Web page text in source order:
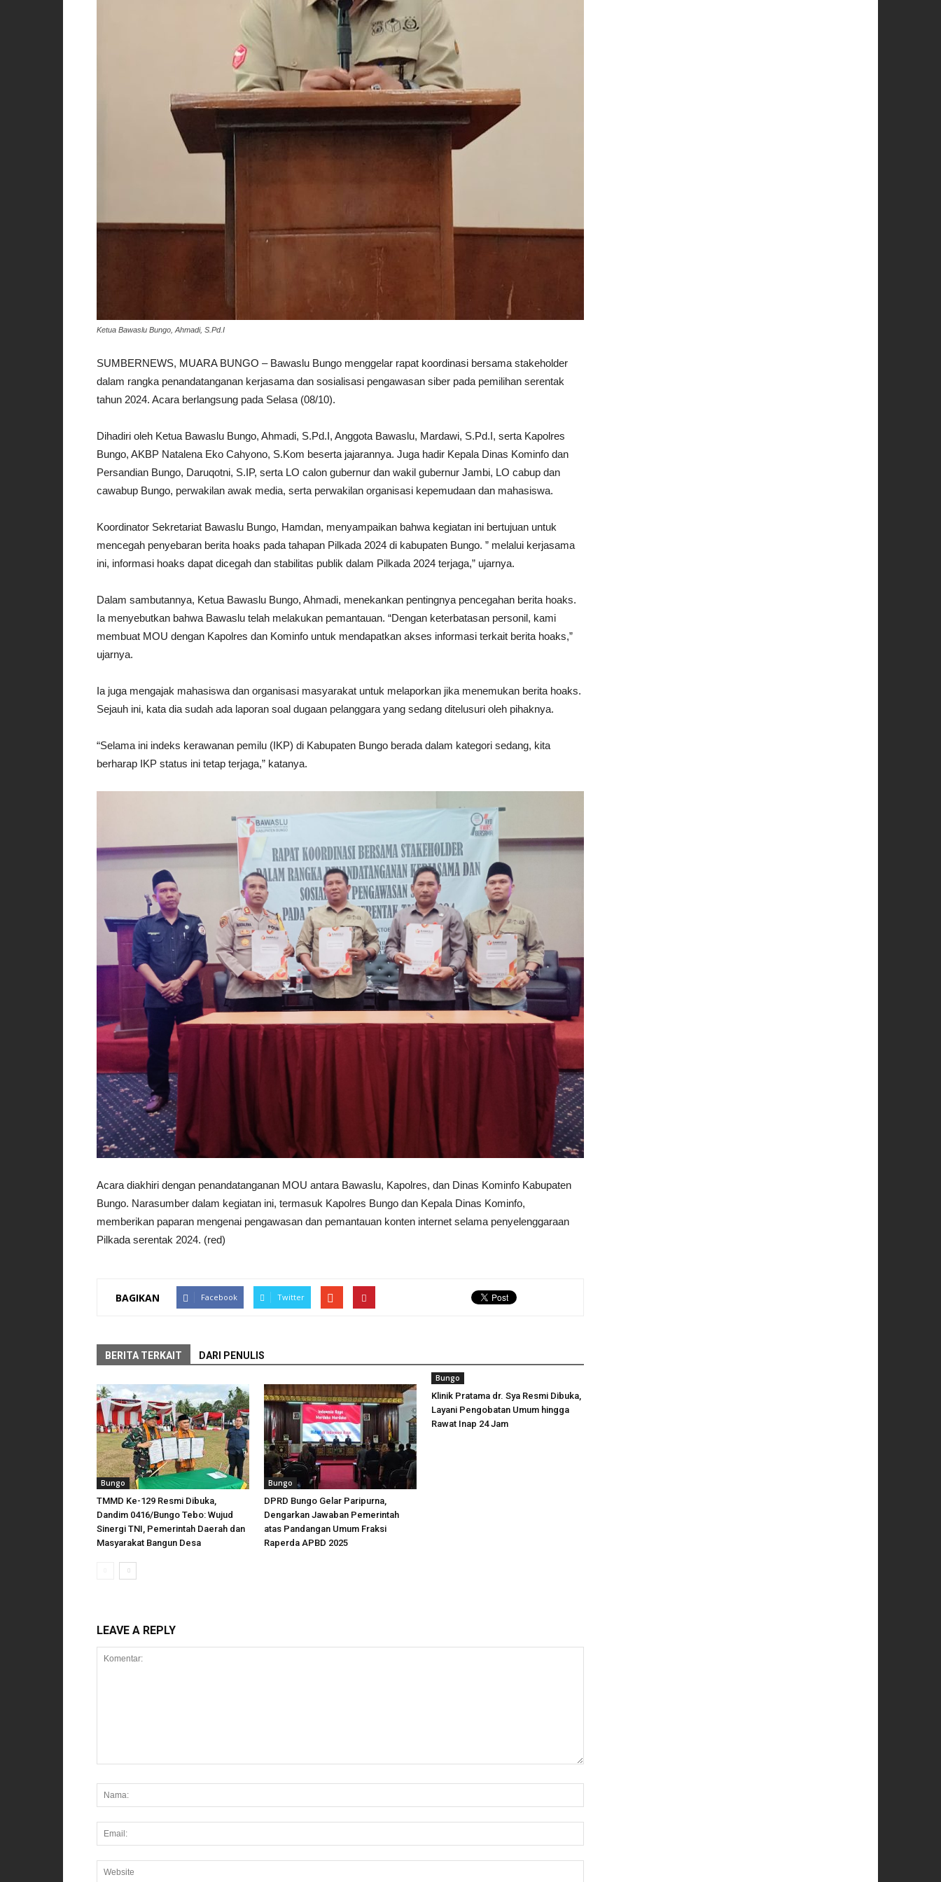
Ketua Bawaslu Bungo, Ahmadi, S.Pd.I
SUMBERNEWS, MUARA BUNGO – Bawaslu Bungo menggelar rapat koordinasi bersama stakeholder
dalam rangka penandatanganan kerjasama dan sosialisasi pengawasan siber pada pemilihan serentak
tahun 2024. Acara berlangsung pada Selasa (08/10).
Dihadiri oleh Ketua Bawaslu Bungo, Ahmadi, S.Pd.I, Anggota Bawaslu, Mardawi, S.Pd.I, serta Kapolres
Bungo, AKBP Natalena Eko Cahyono, S.Kom beserta jajarannya. Juga hadir Kepala Dinas Kominfo dan
Persandian Bungo, Daruqotni, S.IP, serta LO calon gubernur dan wakil gubernur Jambi, LO cabup dan
cawabup Bungo, perwakilan awak media, serta perwakilan organisasi kepemudaan dan mahasiswa.
Koordinator Sekretariat Bawaslu Bungo, Hamdan, menyampaikan bahwa kegiatan ini bertujuan untuk
mencegah penyebaran berita hoaks pada tahapan Pilkada 2024 di kabupaten Bungo. ” melalui kerjasama
ini, informasi hoaks dapat dicegah dan stabilitas publik dalam Pilkada 2024 terjaga,” ujarnya.
Dalam sambutannya, Ketua Bawaslu Bungo, Ahmadi, menekankan pentingnya pencegahan berita hoaks.
Ia menyebutkan bahwa Bawaslu telah melakukan pemantauan. “Dengan keterbatasan personil, kami
membuat MOU dengan Kapolres dan Kominfo untuk mendapatkan akses informasi terkait berita hoaks,”
ujarnya.
Ia juga mengajak mahasiswa dan organisasi masyarakat untuk melaporkan jika menemukan berita hoaks.
Sejauh ini, kata dia sudah ada laporan soal dugaan pelanggara yang sedang ditelusuri oleh pihaknya.
“Selama ini indeks kerawanan pemilu (IKP) di Kabupaten Bungo berada dalam kategori sedang, kita
berharap IKP status ini tetap terjaga,” katanya.
Acara diakhiri dengan penandatanganan MOU antara Bawaslu, Kapolres, dan Dinas Kominfo Kabupaten
Bungo. Narasumber dalam kegiatan ini, termasuk Kapolres Bungo dan Kepala Dinas Kominfo,
memberikan paparan mengenai pengawasan dan pemantauan konten internet selama penyelenggaraan
Pilkada serentak 2024. (red)
BAGIKAN Facebook Twitter
BERITA TERKAIT DARI PENULIS
Bungo
TMMD Ke-129 Resmi Dibuka,
Dandim 0416/Bungo Tebo: Wujud
Sinergi TNI, Pemerintah Daerah dan
Masyarakat Bangun Desa
Bungo
DPRD Bungo Gelar Paripurna,
Dengarkan Jawaban Pemerintah
atas Pandangan Umum Fraksi
Raperda APBD 2025
Bungo
Klinik Pratama dr. Sya Resmi Dibuka,
Layani Pengobatan Umum hingga
Rawat Inap 24 Jam
LEAVE A REPLY